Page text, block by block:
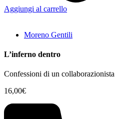
Aggiungi al carrello
Moreno Gentili
L’inferno dentro
Confessioni di un collaborazionista
16,00€